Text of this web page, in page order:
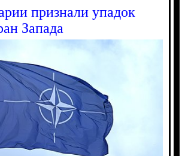
признали упадок
Запада